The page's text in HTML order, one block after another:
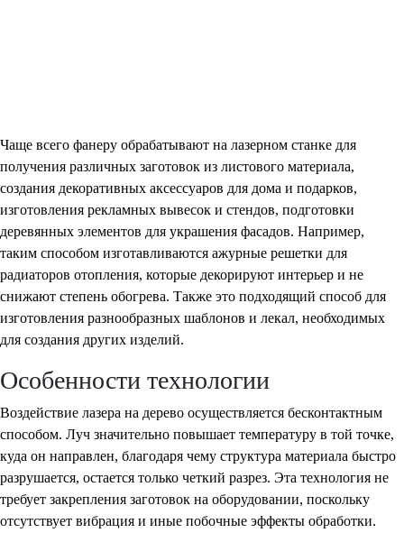
Чаще всего фанеру обрабатывают на лазерном станке для
получения различных заготовок из листового материала,
создания декоративных аксессуаров для дома и подарков,
изготовления рекламных вывесок и стендов, подготовки
деревянных элементов для украшения фасадов. Например,
таким способом изготавливаются ажурные решетки для
радиаторов отопления, которые декорируют интерьер и не
снижают степень обогрева. Также это подходящий способ для
изготовления разнообразных шаблонов и лекал, необходимых
для создания других изделий.
Особенности технологии
Воздействие лазера на дерево осуществляется бесконтактным
способом. Луч значительно повышает температуру в той точке,
куда он направлен, благодаря чему структура материала быстро
разрушается, остается только четкий разрез. Эта технология не
требует закрепления заготовок на оборудовании, поскольку
отсутствует вибрация и иные побочные эффекты обработки.